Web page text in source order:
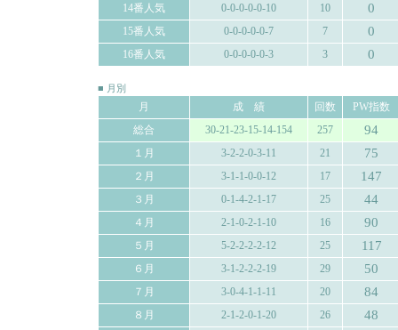
14番人気 0-0-0-0-0-10 10 0
15番人気 0-0-0-0-0-7 7 0
16番人気 0-0-0-0-0-3 3 0
■ 月別
月 成 績 回数
PW指数
総合
30-21-23-15-14-154 257 94
１月 3-2-2-0-3-11 21 75
２月 3-1-1-0-0-12 17 147
３月 0-1-4-2-1-17 25 44
４月 2-1-0-2-1-10 16 90
５月 5-2-2-2-2-12 25 117
６月 3-1-2-2-2-19 29 50
７月 3-0-4-1-1-11 20 84
８月 2-1-2-0-1-20 26 48